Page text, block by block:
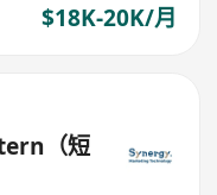
$18K-20K/月
（短